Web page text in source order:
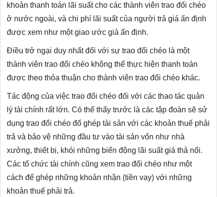
khoản thanh toán lãi suất cho các thành viên trao đổi chéo
ở nước ngoài, và chi phí lãi suất của người trả giá ấn định
được xem như một giao ước giá ấn định.
Điều trở ngại duy nhất đối với sự trao đổi chéo là một
thành viên trao đổi chéo không thể thực hiện thanh toán
được theo thỏa thuận cho thành viên trao đổi chéo khác.
Tác động của việc trao đổi chéo đối với các thao tác quản
lý tài chính rất lớn. Có thế thấy trước là các tập đoàn sẽ sử
dụng trao đổi chéo đổ ghép tài sản với các khoản thuế phải
trả và bảo vệ những đầu tư vào tài sản vốn như nhà
xưởng, thiết bị, khói những biến động lãi suất giá thả nổi.
Các tổ chức tài chính cũng xem trao đổi chéo như một
cách để ghép những khoản nhận (tiền vay) với những
khoản thuế phải trả.